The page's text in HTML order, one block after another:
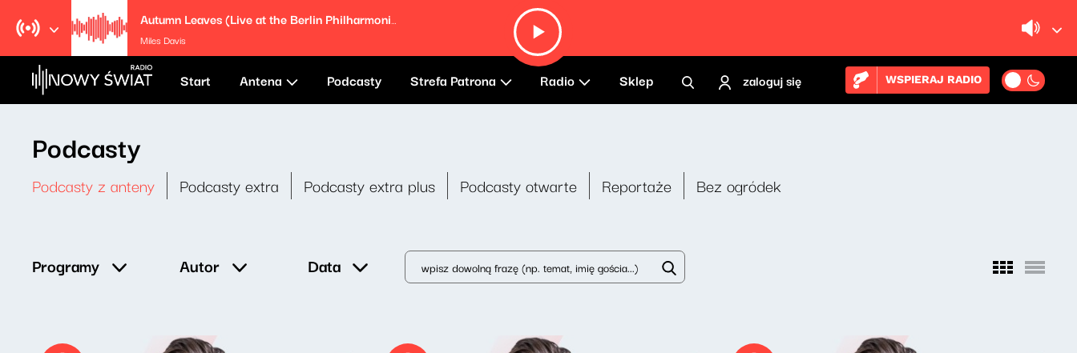
Autumn Leaves (Live at the Berlin Philharmonie, Germany
Miles Davis
Start Antena Podcasty Strefa Patrona Radio Sklep zaloguj się WSPIERAJ RADIO
Podcasty
Podcasty z anteny Podcasty extra Podcasty extra plus Podcasty otwarte Reportaże Bez ogródek
Programy Autor Data